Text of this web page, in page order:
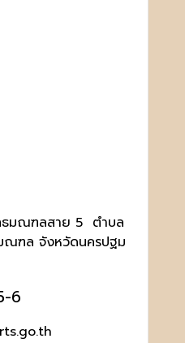
มณฑลสาย 5 ตำบล
ณฑล จังหวัดนครปฐม
6